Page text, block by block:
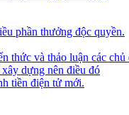
phần thưởng độc quyền.
thức và thảo luận các chủ
dựng nên điều đó
tiền điện tử mới.